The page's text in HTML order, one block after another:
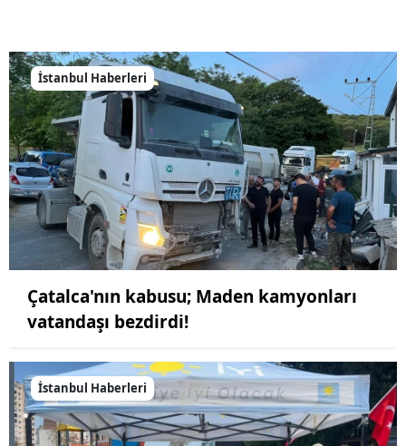
İstanbul Haberleri
Çatalca'nın kabusu; Maden kamyonları
vatandaşı bezdirdi!
İstanbul Haberleri